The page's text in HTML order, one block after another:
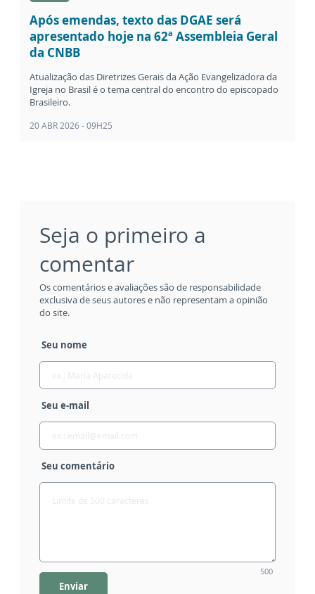
Após emendas, texto das DGAE será
apresentado hoje na 62ª Assembleia Geral
da CNBB
Atualização das Diretrizes Gerais da Ação Evangelizadora da
Igreja no Brasil é o tema central do encontro do episcopado
Brasileiro.
20 ABR 2026 - 09H25
Seja o primeiro a
comentar
Os comentários e avaliações são de responsabilidade
exclusiva de seus autores e não representam a opinião
do site.
Seu nome
Seu e-mail
Seu comentário
500
Enviar